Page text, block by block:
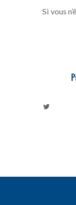
Si vous